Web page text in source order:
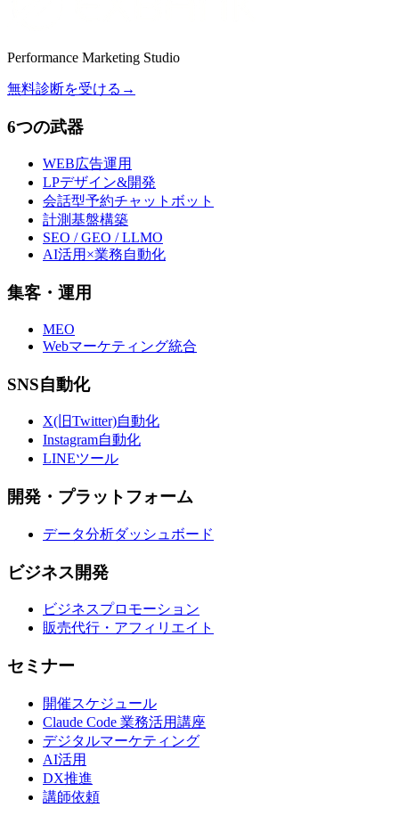
Performance Marketing Studio
無料診断を受ける →
6つの武器
WEB広告運用
LPデザイン&開発
会話型予約チャットボット
計測基盤構築
SEO / GEO / LLMO
AI活用×業務自動化
集客・運用
MEO
Webマーケティング統合
SNS自動化
X(旧Twitter)自動化
Instagram自動化
LINEツール
開発・プラットフォーム
データ分析ダッシュボード
ビジネス開発
ビジネスプロモーション
販売代行・アフィリエイト
セミナー
開催スケジュール
Claude Code 業務活用講座
デジタルマーケティング
AI活用
DX推進
講師依頼